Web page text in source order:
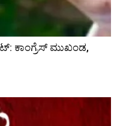
ಕಾಂಗ್ರೆಸ್‌ ಮುಖಂಡ,